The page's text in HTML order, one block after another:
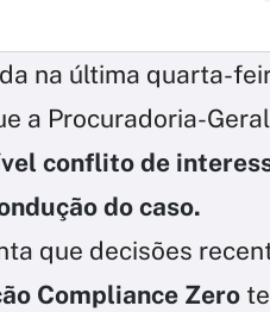
na última quarta-
a Procuradoria-
conflito de
do caso.
que decisões
Compliance Zero